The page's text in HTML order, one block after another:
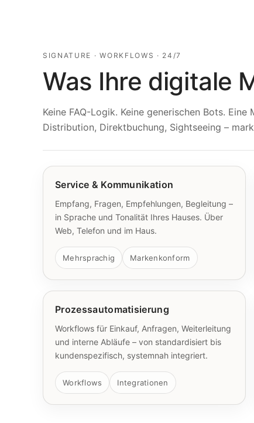
SIGNATURE · WORKFLOWS · 24/7
Was Ihre digitale
Keine FAQ-Logik. Keine generischen Bots.
Distribution, Direktbuchung, Sightseeing –
Service & Kommunikation
Empfang, Fragen, Empfehlungen, Begleitung –
in Sprache und Tonalität Ihres Hauses. Über
Web, Telefon und im Haus.
Mehrsprachig Markenkonform
Prozessautomatisierung
Workflows für Einkauf, Anfragen, Weiterleitung
und interne Abläufe – von standardisiert bis
kundenspezifisch, systemnah integriert.
Workflows Integrationen